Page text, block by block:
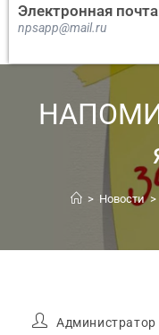
Электронная почта
npsapp@mail.ru
> Новости >
Администратор